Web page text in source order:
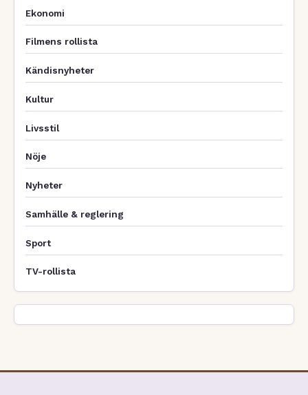
Ekonomi
Filmens rollista
Kändisnyheter
Kultur
Livsstil
Nöje
Nyheter
Samhälle & reglering
Sport
TV-rollista